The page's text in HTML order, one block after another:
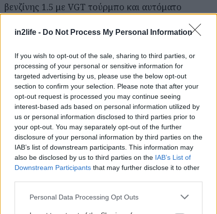
in2life - Do Not Process My Personal Information
If you wish to opt-out of the sale, sharing to third parties, or
processing of your personal or sensitive information for
targeted advertising by us, please use the below opt-out
section to confirm your selection. Please note that after your
opt-out request is processed you may continue seeing
interest-based ads based on personal information utilized by
us or personal information disclosed to third parties prior to
your opt-out. You may separately opt-out of the further
disclosure of your personal information by third parties on the
IAB’s list of downstream participants. This information may
also be disclosed by us to third parties on the IAB’s List of
Downstream Participants that may further disclose it to other
Please note that this website/app uses one or more Google
Personal Data Processing Opt Outs
βενζίνης 1.5 με VGT τούρμπο και αυτόματο
Plug-In Q4 από την πλευρά χρησιμοποιεί
μέσω αυτόματου κιβωτίου 6 σχέσεων, ενώ ένας
ηλεκτρικός κινητήρας είναι συνδεδεμένος στους
πίσω τροχούς και εξασφαλίζει την τετρακίνηση
αλλά και την αμιγώς ηλεκτρική κίνηση. Για όσους
καλύπτουν συχνά μεγάλες αποστάσεις σε ανοιχτό
δρόμο, υπάρχει επίσης η επιλογή ντίζελ κινητήρα,
με 130 ίππους και αυτόματο κιβώτιο διπλού
συμπλέκτη έξι σχέσεων.